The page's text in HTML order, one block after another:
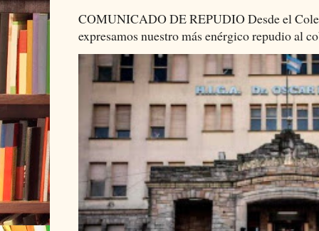
COMUNICADO DE REPUDIO Desde el
expresamos nuestro más enérgico repudio al